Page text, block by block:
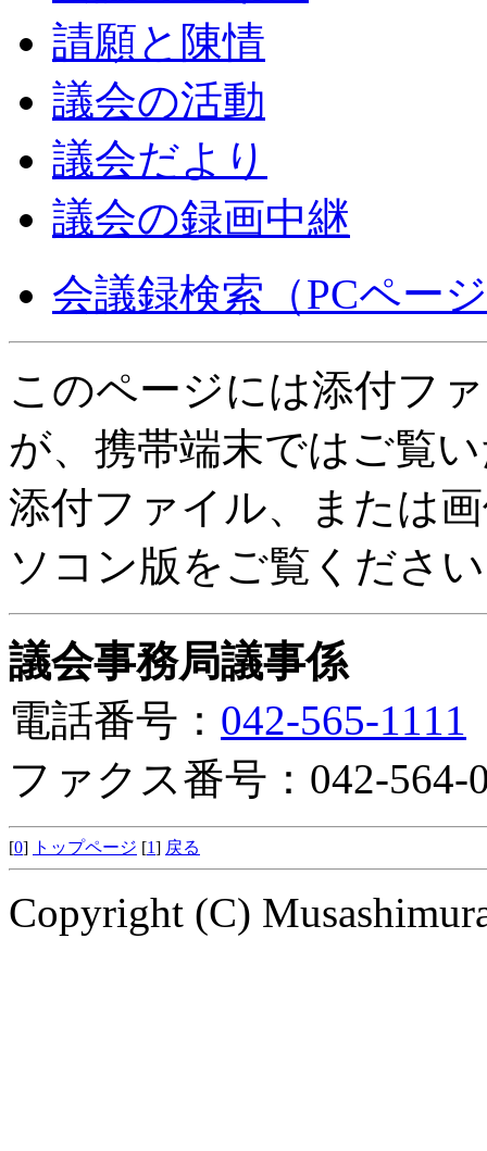
請願と陳情
議会の活動
議会だより
議会の録画中継
会議録検索（PCペー
このページには添付フ
が、携帯端末ではご覧
添付ファイル、または
ソコン版をご覧くださ
議会事務局議事係
電話番号： 042-565-1111
ファクス番号：042-564-
[0] トップページ [1] 戻る
Copyright (C)